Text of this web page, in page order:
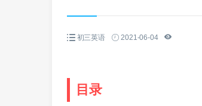
初三英语 2021-06-04
目录